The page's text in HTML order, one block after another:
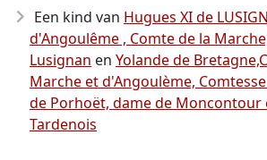
Een kind van Hugues XI de
d'Angoulême , Comte de la
Lusignan en Yolande de
Marche et d'Angoulème,
de Porhoët, dame de Moncontour
Tardenois